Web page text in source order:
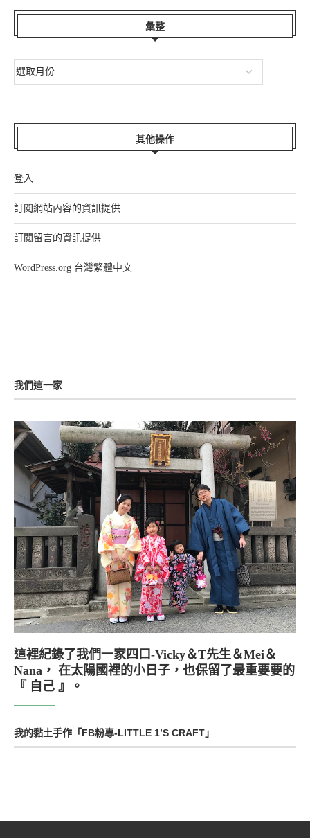
彙整
其他操作
登入
訂閱網站內容的資訊提供
訂閱留言的資訊提供
WordPress.org 台灣繁體中文
我們這一家
這裡紀錄了我們一家四口-Vicky＆T先生＆Mei＆
Nana， 在太陽國裡的小日子，也保留了最重要要的
『 自己 』。
我的黏土手作「FB粉專-LITTLE 1’S CRAFT」